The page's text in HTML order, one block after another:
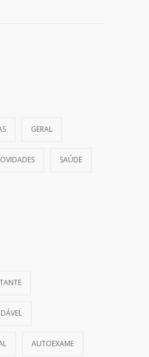
GERAL
SAÚDE
AUTOEXAME